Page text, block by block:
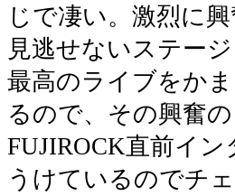
じで凄い。激烈に興
見逃せないステー
最高のライブをか
るので、その興奮
FUJIROCK直前イン
うけているのでチェ